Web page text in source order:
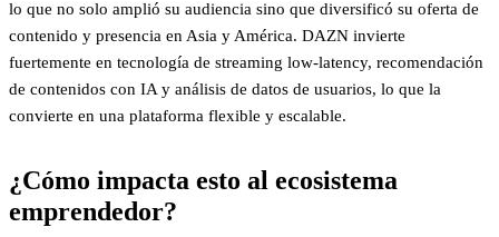
lo que no solo amplió su audiencia sino que diversificó su oferta de
contenido y presencia en Asia y América. DAZN invierte
fuertemente en tecnología de streaming low-latency, recomendación
de contenidos con IA y análisis de datos de usuarios, lo que la
convierte en una plataforma flexible y escalable.
¿Cómo impacta esto al ecosistema
emprendedor?